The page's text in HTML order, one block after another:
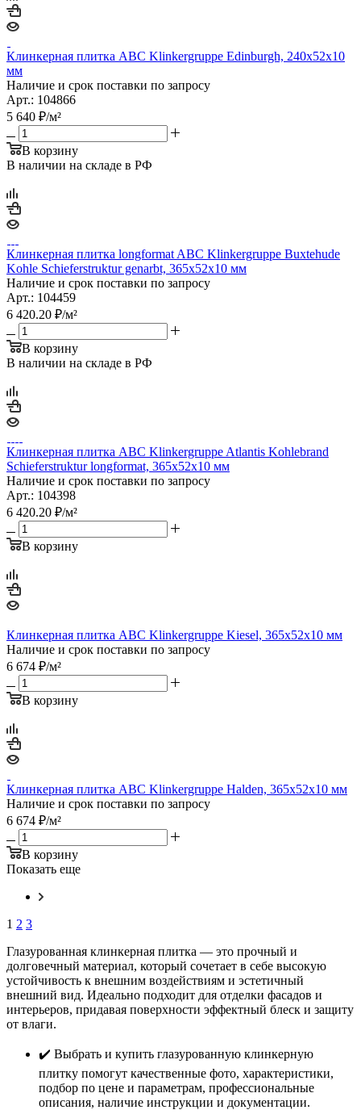
Клинкерная плитка ABC Klinkergruppe Edinburgh, 240х52х10
мм
Наличие и срок поставки по запросу
Арт.: 104866
5 640 ₽/м²
В корзину
В наличии на складе в РФ
Клинкерная плитка longformat ABC Klinkergruppe Buxtehude
Kohle Schieferstruktur genarbt, 365х52х10 мм
Наличие и срок поставки по запросу
Арт.: 104459
6 420.20 ₽/м²
В корзину
В наличии на складе в РФ
Клинкерная плитка ABC Klinkergruppe Atlantis Kohlebrand
Schieferstruktur longformat, 365х52х10 мм
Наличие и срок поставки по запросу
Арт.: 104398
6 420.20 ₽/м²
В корзину
Клинкерная плитка ABC Klinkergruppe Kiesel, 365х52х10 мм
Наличие и срок поставки по запросу
6 674 ₽/м²
В корзину
Клинкерная плитка ABC Klinkergruppe Halden, 365х52х10 мм
Наличие и срок поставки по запросу
6 674 ₽/м²
В корзину
Показать еще
1 2 3
Глазурованная клинкерная плитка — это прочный и
долговечный материал, который сочетает в себе высокую
устойчивость к внешним воздействиям и эстетичный
внешний вид. Идеально подходит для отделки фасадов и
интерьеров, придавая поверхности эффектный блеск и защиту
от влаги.
✔️ Выбрать и купить глазурованную клинкерную
плитку помогут качественные фото, характеристики,
подбор по цене и параметрам, профессиональные
описания, наличие инструкции и документации.